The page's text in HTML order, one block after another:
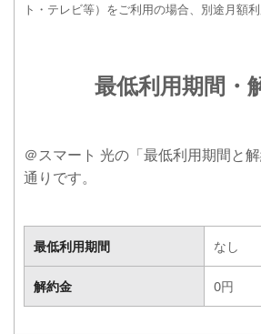
ト・テレビ等）をご利用の場合、別途月額利
最低利用期間・
＠スマート 光の「最低利用期間と
通りです。
最低利用期間 なし
解約金 0円
最低利用期間 なし
解約金 0円